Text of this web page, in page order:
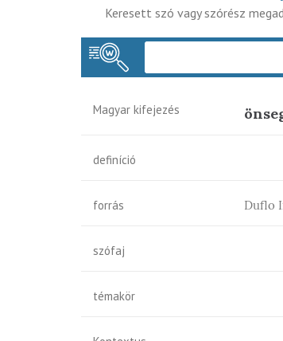
Keresett szó vagy szórész
Magyar kifejezés
definíció
forrás Duflo
szófaj
témakör